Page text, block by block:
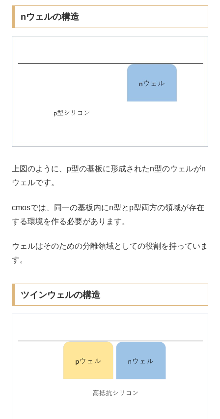
nウェルの構造
上図のように、p型の基板に形成されたn型のウェルがn
ウェルです。
cmosでは、同一の基板内にn型とp型両方の領域が存在
する環境を作る必要があります。
ウェルはそのための分離領域としての役割を持っていま
す。
ツインウェルの構造